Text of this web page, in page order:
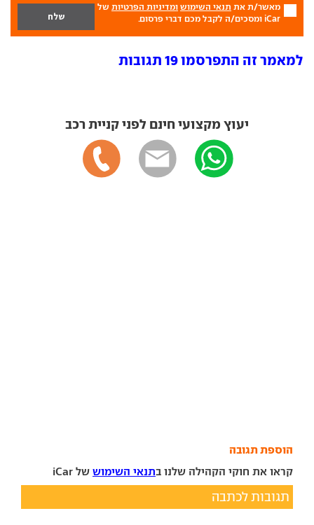
מאשר/ת את תנאי השימוש ומדיניות הפרטיות של
iCar ומסכים/ה לקבל מכם דברי פרסום.
למאמר זה התפרסמו 19 תגובות
יעוץ מקצועי חינם לפני קניית רכב
הוספת תגובה
קראו את חוקי הקהילה שלנו בתנאי השימוש של iCar
תגובות לכתבה